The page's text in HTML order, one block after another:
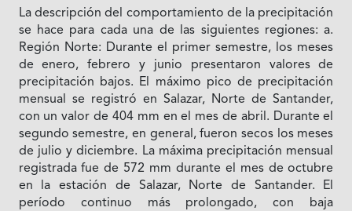
La descripción del comportamiento de la precipitación
se hace para cada una de las siguientes regiones: a.
Región Norte: Durante el primer semestre, los meses
de enero, febrero y junio presentaron valores de
precipitación bajos. El máximo pico de precipitación
mensual se registró en Salazar, Norte de Santander,
con un valor de 404 mm en el mes de abril. Durante el
segundo semestre, en general, fueron secos los meses
de julio y diciembre. La máxima precipitación mensual
registrada fue de 572 mm durante el mes de octubre
en la estación de Salazar, Norte de Santander. El
período continuo más prolongado, con baja